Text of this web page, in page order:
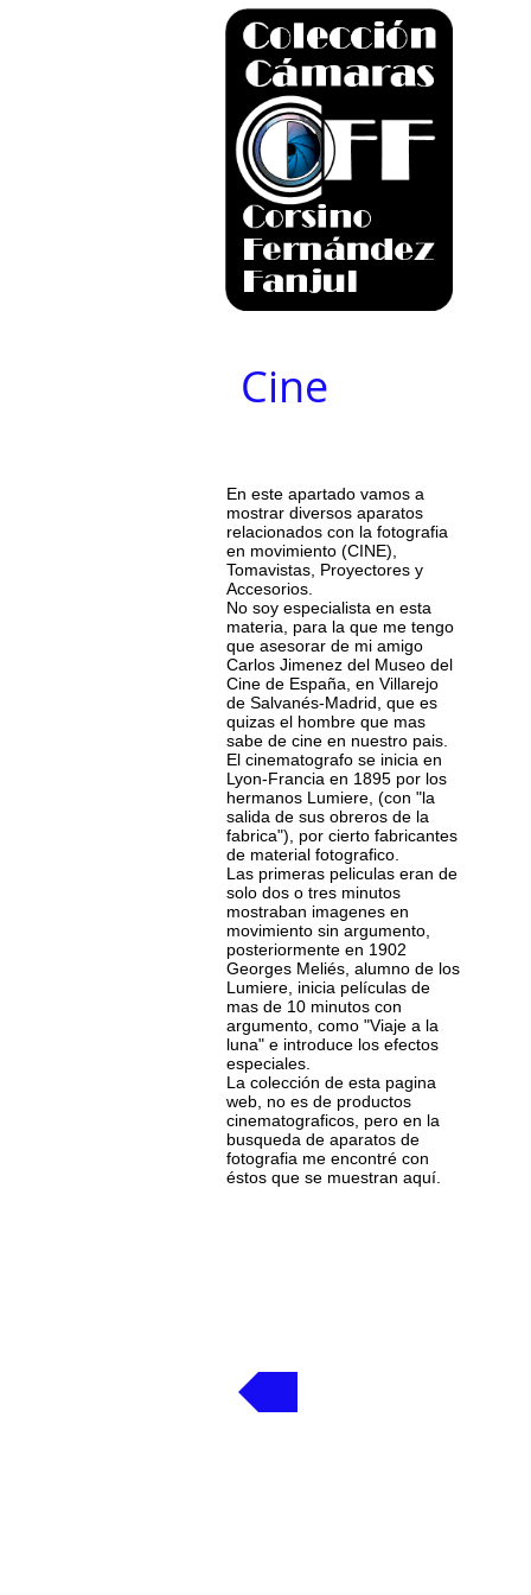
Cine
En este apartado vamos a
mostrar diversos aparatos
relacionados con la fotografia
en movimiento (CINE),
Tomavistas, Proyectores y
Accesorios.
No soy especialista en esta
materia, para la que me tengo
que asesorar de mi amigo
Carlos Jimenez del Museo del
Cine de España, en Villarejo
de Salvanés-Madrid, que es
quizas el hombre que mas
sabe de cine en nuestro pais.
El cinematografo se inicia en
Lyon-Francia en 1895 por los
hermanos Lumiere, (con "la
salida de sus obreros de la
fabrica"), por cierto fabricantes
de material fotografico.
Las primeras peliculas eran de
solo dos o tres minutos
mostraban imagenes en
movimiento sin argumento,
posteriormente en 1902
Georges Meliés, alumno de los
Lumiere, inicia películas de
mas de 10 minutos con
argumento, como "Viaje a la
luna" e introduce los efectos
especiales.
La colección de esta pagina
web, no es de productos
cinematograficos, pero en la
busqueda de aparatos de
fotografia me encontré con
éstos que se muestran aquí.